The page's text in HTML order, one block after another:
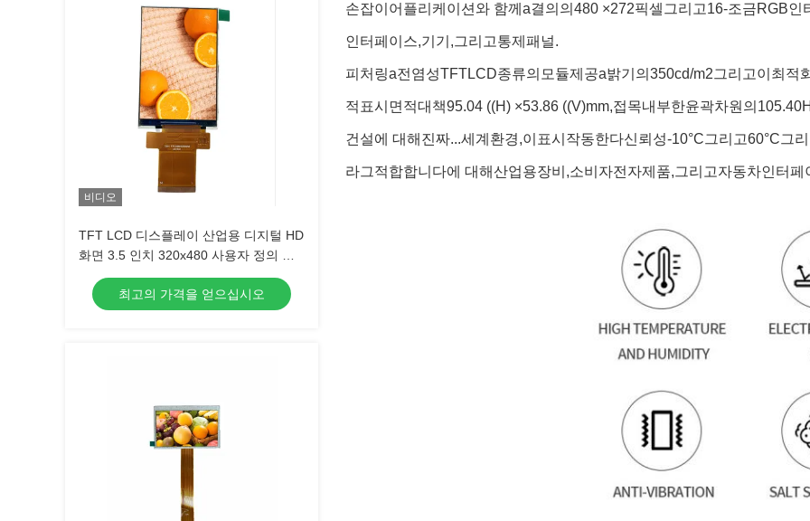
비디오
TFT LCD 디스플레이 산업용 디지털 HD
화면 3.5 인치 320x480 사용자 정의 응
답 시간 16ms
최고의 가격을 얻으십시오
손잡이 어플리케이션 와 함께 a결의 의 480 ×272픽셀 그리고16-조금RGB인
인터페이스,기기,그리고통제 패널.
피처링a전염성TFTLCD종류의 모듈제공a밝기 의 350cd/m2그리고이 최적
적 표시 면적대책95.04 ((H) ×53.86 ((V)mm,접목내부한윤곽차원 의 105.40
건설에 대해 진짜...세계 환경,이 표시 작동한다신뢰성-10°C그리고60°C그
라그적합합니다에 대해산업용장비,소비자전자제품,그리고자동차인터페